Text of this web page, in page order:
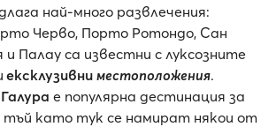
най-много развлечения:
Черво, Порто Ротондо, Сан
и Палау са известни с луксозните
ексклузивни местоположения.
е популярна дестинация за
тъй като тук се намират някои от